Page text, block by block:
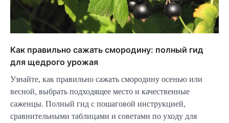
Как правильно сажать смородину: полный гид
для щедрого урожая
Узнайте, как правильно сажать смородину осенью или
весной, выбрать подходящее место и качественные
саженцы. Полный гид с пошаговой инструкцией,
сравнительными таблицами и советами по уходу для